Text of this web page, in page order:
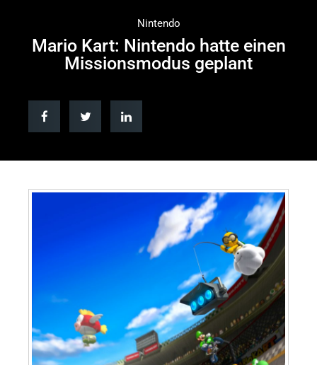
Nintendo
Mario Kart: Nintendo hatte einen
Missionsmodus geplant